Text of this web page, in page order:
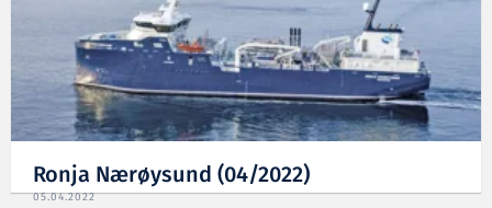
Ronja Nærøysund (04/2022)
05.04.2022